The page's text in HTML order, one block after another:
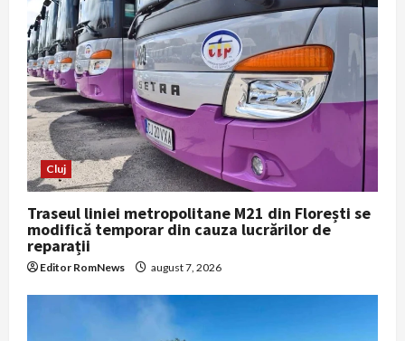
Cluj
Traseul liniei metropolitane M21 din Florești se
modifică temporar din cauza lucrărilor de
reparații
Editor RomNews august 7, 2026